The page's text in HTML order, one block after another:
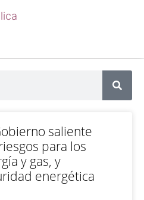
saliente
para los
y gas, y
energética